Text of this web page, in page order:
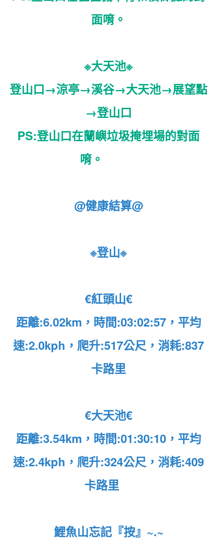
面唷。
※大天池※
登山口→涼亭→溪谷→大天池→展望點
→登山口
PS:登山口在蘭嶼垃圾掩埋場的對面
唷。
@健康結算@
※登山※
€紅頭山€
距離:6.02km，時間:03:02:57，平均
速:2.0kph，爬升:517公尺，消耗:837
卡路里
€大天池€
距離:3.54km，時間:01:30:10，平均
速:2.4kph，爬升:324公尺，消耗:409
卡路里
鯉魚山忘記『按』~.~